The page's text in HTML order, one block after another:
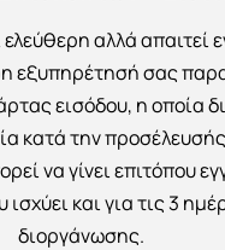
ελεύθερη αλλά απαιτεί
εξυπηρέτησή σας
εισόδου, η οποία
κατά την
να γίνει επιτόπου
και για τις 3
διοργάνωσης.